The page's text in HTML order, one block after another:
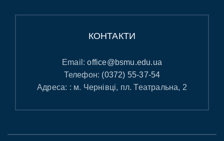
КОНТАКТИ
Email:office@bsmu.edu.ua
Телефон: (0372) 55-37-54
Адреса: : м. Чернівці, пл. Театральна, 2